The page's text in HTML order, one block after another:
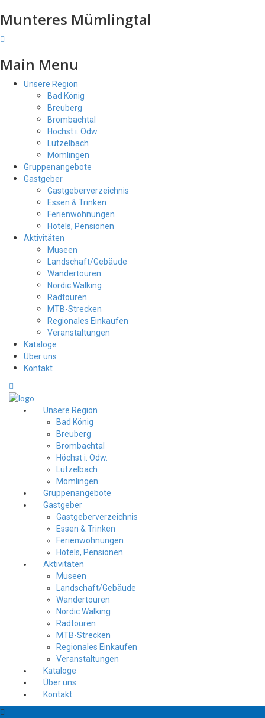
Munteres Mümlingtal
Main Menu
Unsere Region
Bad König
Breuberg
Brombachtal
Höchst i. Odw.
Lützelbach
Mömlingen
Gruppenangebote
Gastgeber
Gastgeberverzeichnis
Essen & Trinken
Ferienwohnungen
Hotels, Pensionen
Aktivitäten
Museen
Landschaft/Gebäude
Wandertouren
Nordic Walking
Radtouren
MTB-Strecken
Regionales Einkaufen
Veranstaltungen
Kataloge
Über uns
Kontakt
Unsere Region
Bad König
Breuberg
Brombachtal
Höchst i. Odw.
Lützelbach
Mömlingen
Gruppenangebote
Gastgeber
Gastgeberverzeichnis
Essen & Trinken
Ferienwohnungen
Hotels, Pensionen
Aktivitäten
Museen
Landschaft/Gebäude
Wandertouren
Nordic Walking
Radtouren
MTB-Strecken
Regionales Einkaufen
Veranstaltungen
Kataloge
Über uns
Kontakt